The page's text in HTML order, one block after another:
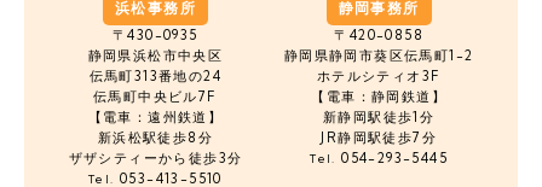
浜松事務所
〒430-0935
静岡県浜松市中央区
伝馬町313番地の24
伝馬町中央ビル7F
【電車：遠州鉄道】
新浜松駅徒歩8分
ザザシティーから徒歩3分
Tel. 053-413-5510
静岡事務所
〒420-0858
静岡県静岡市葵区伝馬町1-2
ホテルシティオ3F
【電車：静岡鉄道】
新静岡駅徒歩1分
JR静岡駅徒歩7分
Tel. 054-293-5445